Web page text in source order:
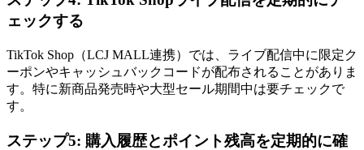
ェックする
TikTok Shop（LCJ MALL連携）では、ライブ配信中に限定ク
ーポンやキャッシュバックコードが配布されることがありま
す。特に新商品発売時や大型セール期間中は要チェックで
す。
ステップ5: 購入履歴とポイント残高を定期的に確